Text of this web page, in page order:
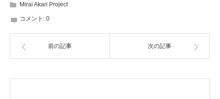
Mirai Akari Project
コメント: 0
前の記事 次の記事